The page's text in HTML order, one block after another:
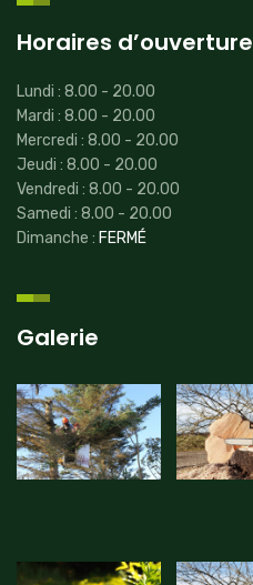
Horaires d’ouverture
Lundi : 8.00 - 20.00
Mardi : 8.00 - 20.00
Mercredi : 8.00 - 20.00
Jeudi : 8.00 - 20.00
Vendredi : 8.00 - 20.00
Samedi : 8.00 - 20.00
Dimanche : FERMÉ
Galerie